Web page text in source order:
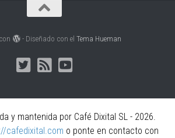
- Diseñado con el Tema Hueman
y mantenida por Café Dixital SL - 2026.
cafedixital.com o ponte en contacto con